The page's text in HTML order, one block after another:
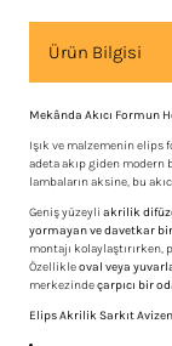
Ürün Bilgisi
Mekânda Akıcı Formun
Işık ve malzemenin elips
adeta akıp giden modern
lambaların aksine, bu
Geniş yüzeyli akrilik
yormayan ve davetkar
montajı
Özellikleoval veya
merkezindeçarpıcı bir
Elips Akrilik Sarkıt